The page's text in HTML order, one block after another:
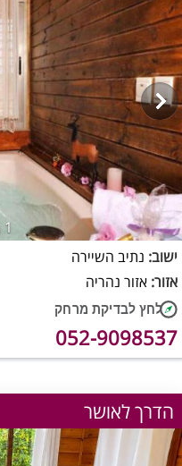
1
ישוב: נתיב השיירה
אזור: אזור נהריה
052-9098537
הדרך לאושר